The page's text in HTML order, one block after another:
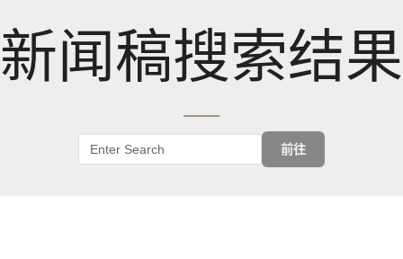
新闻稿搜索结果
前往